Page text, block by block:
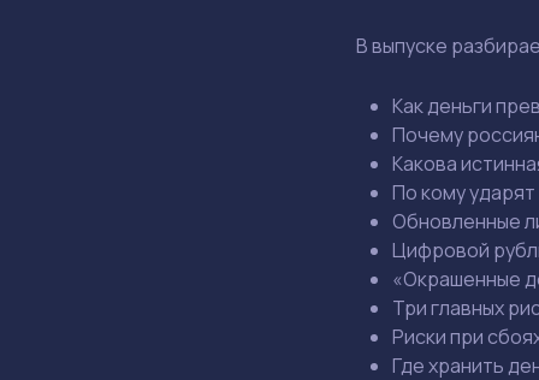
В выпуске
Как деньги
Почему
Какова
По кому
Обновленные
Цифровой
«Окрашенные
Три главных
Риски при
Где хранить